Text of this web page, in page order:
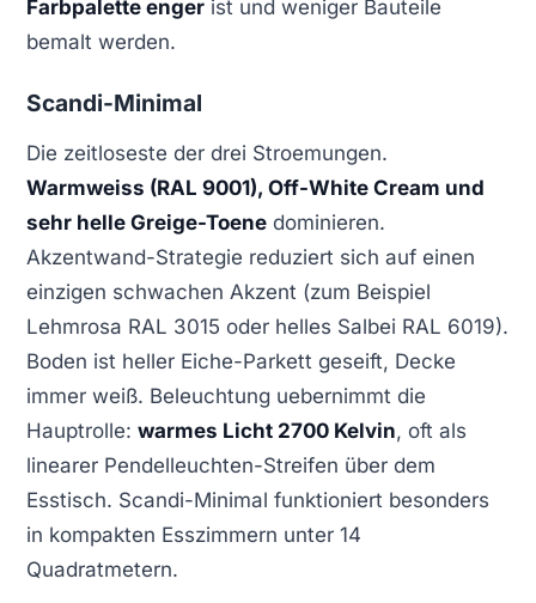
Farbpalette enger ist und weniger Bauteile
bemalt werden.
Scandi-Minimal
Die zeitloseste der drei Stroemungen.
Warmweiss (RAL 9001), Off-White Cream und
sehr helle Greige-Toene dominieren.
Akzentwand-Strategie reduziert sich auf einen
einzigen schwachen Akzent (zum Beispiel
Lehmrosa RAL 3015 oder helles Salbei RAL 6019).
Boden ist heller Eiche-Parkett geseift, Decke
immer weiß. Beleuchtung uebernimmt die
Hauptrolle: warmes Licht 2700 Kelvin, oft als
linearer Pendelleuchten-Streifen über dem
Esstisch. Scandi-Minimal funktioniert besonders
in kompakten Esszimmern unter 14
Quadratmetern.